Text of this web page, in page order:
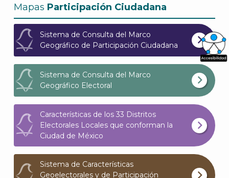
Mapas Participación Ciudadana
Sistema de Consulta del Marco
Geográfico de Participación Ciudadana
Sistema de Consulta del Marco
Geográfico Electoral
Características de los 33 Distritos
Electorales Locales que conforman la
Ciudad de México
Sistema de Características
Geoelectorales y de Participación